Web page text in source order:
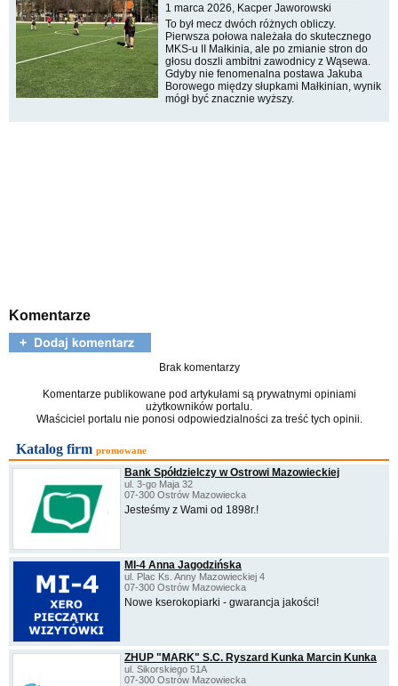
1 marca 2026, Kacper Jaworowski
To był mecz dwóch różnych obliczy.
Pierwsza połowa należała do skutecznego
MKS-u II Małkinia, ale po zmianie stron do
głosu doszli ambitni zawodnicy z Wąsewa.
Gdyby nie fenomenalna postawa Jakuba
Borowego między słupkami Małkinian, wynik
mógł być znacznie wyższy.
Komentarze
Brak komentarzy
Komentarze publikowane pod artykułami są prywatnymi opiniami
użytkowników portalu.
Właściciel portalu nie ponosi odpowiedzialności za treść tych opinii.
Katalog firm promowane
Bank Spółdzielczy w Ostrowi Mazowieckiej
ul. 3-go Maja 32
07-300 Ostrów Mazowiecka
Jesteśmy z Wami od 1898r.!
MI-4 Anna Jagodzińska
ul. Plac Ks. Anny Mazowieckiej 4
07-300 Ostrów Mazowiecka
Nowe kserokopiarki - gwarancja jakości!
ZHUP "MARK" S.C. Ryszard Kunka Marcin Kunka
ul. Sikorskiego 51A
07-300 Ostrów Mazowiecka